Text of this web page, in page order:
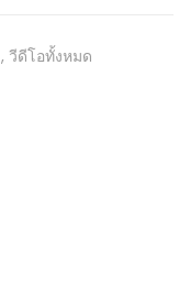
, วีดีโอทั้งหมด